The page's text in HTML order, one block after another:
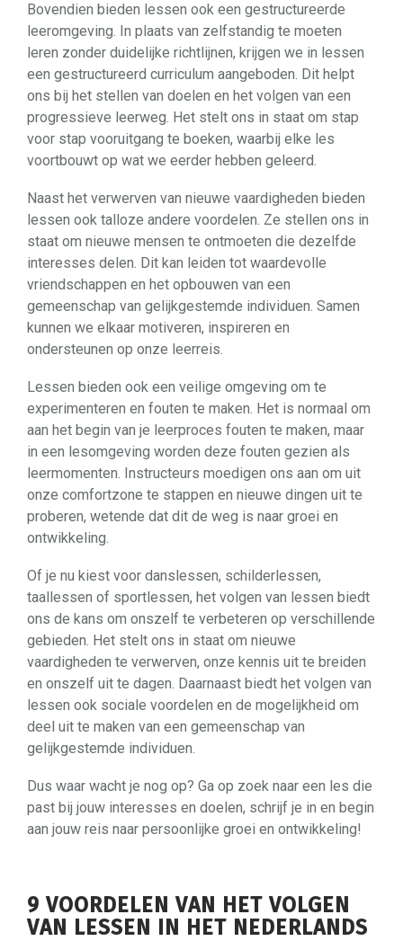
Bovendien bieden lessen ook een gestructureerde
leeromgeving. In plaats van zelfstandig te moeten
leren zonder duidelijke richtlijnen, krijgen we in lessen
een gestructureerd curriculum aangeboden. Dit helpt
ons bij het stellen van doelen en het volgen van een
progressieve leerweg. Het stelt ons in staat om stap
voor stap vooruitgang te boeken, waarbij elke les
voortbouwt op wat we eerder hebben geleerd.
Naast het verwerven van nieuwe vaardigheden bieden
lessen ook talloze andere voordelen. Ze stellen ons in
staat om nieuwe mensen te ontmoeten die dezelfde
interesses delen. Dit kan leiden tot waardevolle
vriendschappen en het opbouwen van een
gemeenschap van gelijkgestemde individuen. Samen
kunnen we elkaar motiveren, inspireren en
ondersteunen op onze leerreis.
Lessen bieden ook een veilige omgeving om te
experimenteren en fouten te maken. Het is normaal om
aan het begin van je leerproces fouten te maken, maar
in een lesomgeving worden deze fouten gezien als
leermomenten. Instructeurs moedigen ons aan om uit
onze comfortzone te stappen en nieuwe dingen uit te
proberen, wetende dat dit de weg is naar groei en
ontwikkeling.
Of je nu kiest voor danslessen, schilderlessen,
taallessen of sportlessen, het volgen van lessen biedt
ons de kans om onszelf te verbeteren op verschillende
gebieden. Het stelt ons in staat om nieuwe
vaardigheden te verwerven, onze kennis uit te breiden
en onszelf uit te dagen. Daarnaast biedt het volgen van
lessen ook sociale voordelen en de mogelijkheid om
deel uit te maken van een gemeenschap van
gelijkgestemde individuen.
Dus waar wacht je nog op? Ga op zoek naar een les die
past bij jouw interesses en doelen, schrijf je in en begin
aan jouw reis naar persoonlijke groei en ontwikkeling!
9 VOORDELEN VAN HET VOLGEN
VAN LESSEN IN HET NEDERLANDS